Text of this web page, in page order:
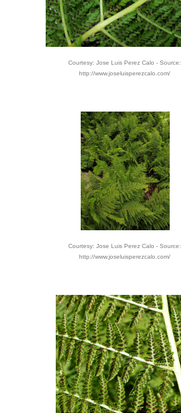
Courtesy: Jose Luis Perez Calo - Source:
http://www.joseluisperezcalo.com/
Courtesy: Jose Luis Perez Calo - Source:
http://www.joseluisperezcalo.com/